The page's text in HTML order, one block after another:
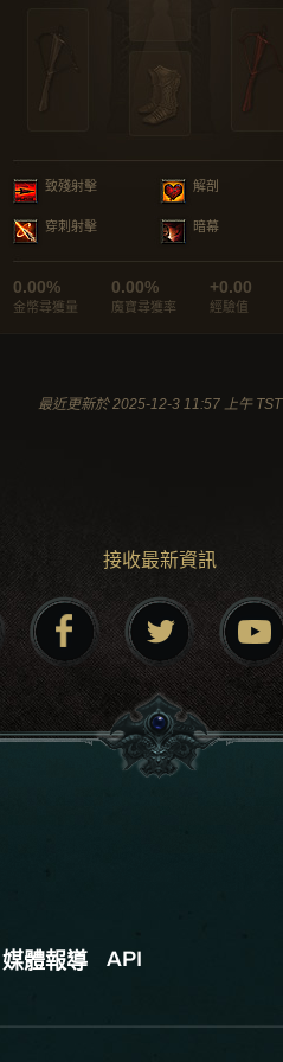
致殘射擊 解剖
穿刺射擊 暗幕
0.00%
金幣尋獲量
0.00%
魔寶尋獲率
+0.00
經驗值
最近更新於 2025-12-3 11:57 上午 TST
接收最新資訊